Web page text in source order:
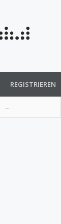
...
REGISTRIEREN